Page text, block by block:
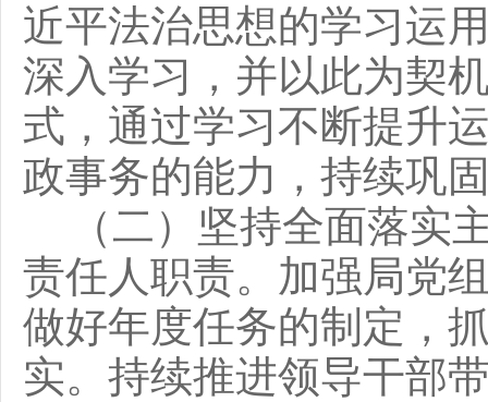
近平法治思想的学习运
深入学习，并以此为契
式，通过学习不断提升
政事务的能力，持续巩
（二）坚持全面落实
责任人职责。加强局党
做好年度任务的制定，
实。持续推进领导干部